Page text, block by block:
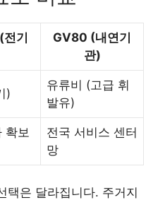
기
GV80 (내연기
관)
)
유류비 (고급 휘
발유)
확보
전국 서비스 센터
망
택은 달라집니다. 주거지